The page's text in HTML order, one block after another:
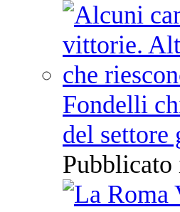
Fondelli
del settore